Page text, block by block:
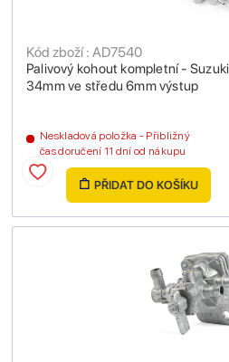
Palivový kohout kompletní -
34mm ve středu 6mm výstup
Kód zboží : AD7540
Neskladová položka - Přibližný
čas doručení 11 dní od nákupu
PŘIDAT DO KOŠÍKU